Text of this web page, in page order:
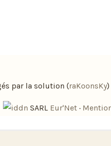
par la solution (raKoonsKy)
SARL Eur'Net ·